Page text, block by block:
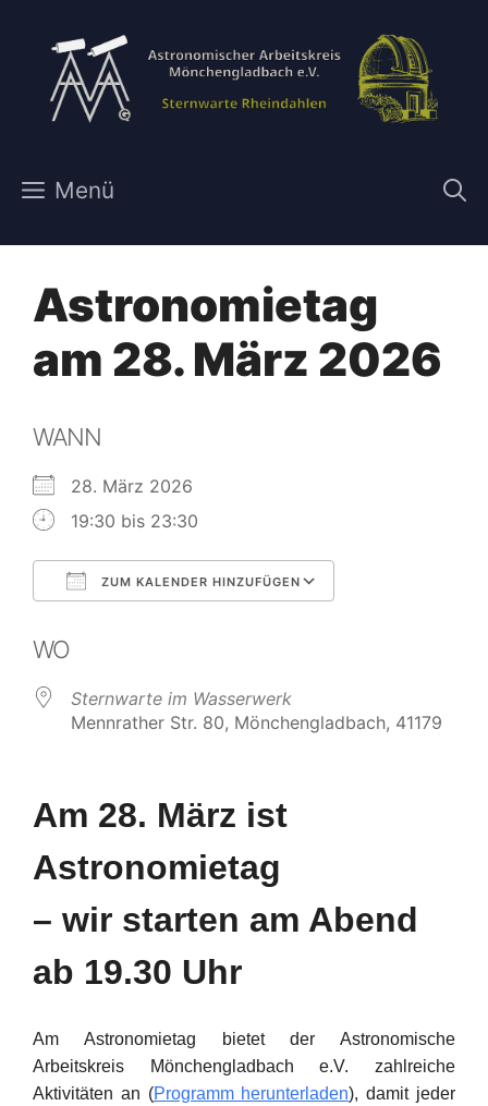
springen
Menü
Astronomietag
am 28. März 2026
WANN
28. März 2026
19:30 bis 23:30
ZUM KALENDER HINZUFÜGEN
WO
Sternwarte im Wasserwerk
Mennrather Str. 80, Mönchengladbach, 41179
Am 28. März ist
Astronomietag
– wir starten am Abend
ab 19.30 Uhr
Am Astronomietag bietet der Astronomische
Arbeitskreis Mönchengladbach e.V. zahlreiche
Aktivitäten an (Programm herunterladen), damit jeder